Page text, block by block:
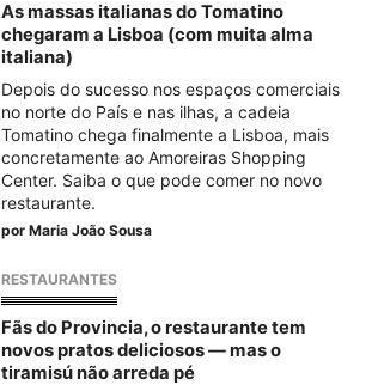
As massas italianas do Tomatino
chegaram a Lisboa (com muita alma
italiana)
Depois do sucesso nos espaços comerciais
no norte do País e nas ilhas, a cadeia
Tomatino chega finalmente a Lisboa, mais
concretamente ao Amoreiras Shopping
Center. Saiba o que pode comer no novo
restaurante.
por Maria João Sousa
RESTAURANTES
Fãs do Provincia, o restaurante tem
novos pratos deliciosos — mas o
tiramisú não arreda pé